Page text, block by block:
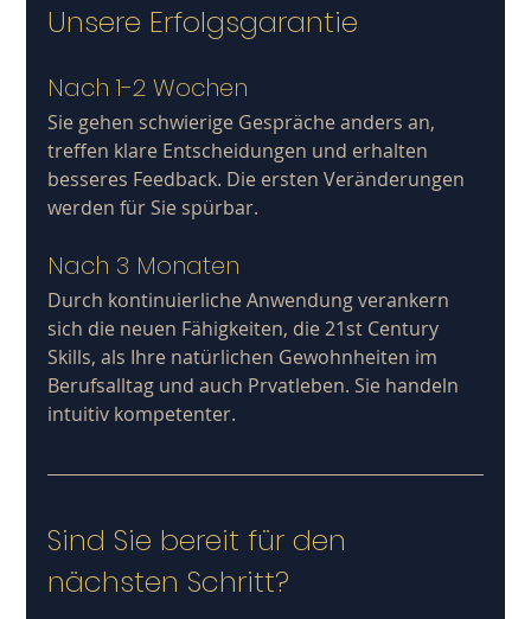
Unsere Erfolgsgarantie
Nach 1-2 Wochen
Sie gehen schwierige Gespräche anders an,
treffen klare Entscheidungen und erhalten
besseres Feedback. Die ersten Veränderungen
werden für Sie spürbar.
Nach 3 Monaten
Durch kontinuierliche Anwendung verankern
sich die neuen Fähigkeiten, die 21st Century
Skills, als Ihre natürlichen Gewohnheiten im
Berufsalltag und auch Prvatleben. Sie handeln
intuitiv kompetenter.
Sind Sie bereit für den
nächsten Schritt?